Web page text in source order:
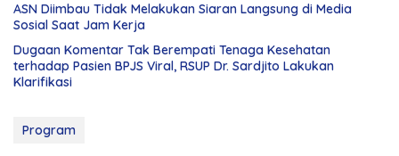
ASN Diimbau Tidak Melakukan Siaran Langsung di Media
Sosial Saat Jam Kerja
Dugaan Komentar Tak Berempati Tenaga Kesehatan
terhadap Pasien BPJS Viral, RSUP Dr. Sardjito Lakukan
Klarifikasi
Program